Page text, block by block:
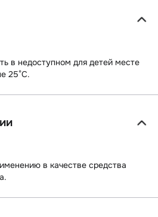
в недоступном для детей месте
25°С.
в качестве средства